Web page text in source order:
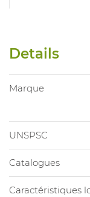
Details
Marque
UNSPSC
Catalogues
Caractéristiques